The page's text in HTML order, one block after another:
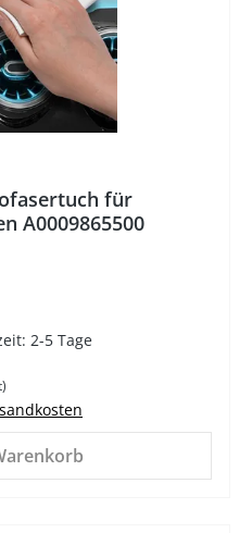
für
A0009865500
2-5 Tage